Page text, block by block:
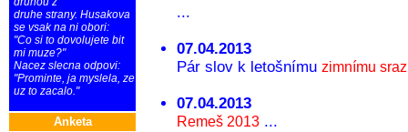
druhe strany. Husakova
se vsak na ni obori:
"Co si to dovolujete bit
mi muze?"
Nacez slecna odpovi:
"Prominte, ja myslela, ze
uz to zacalo."
Anketa
...
07.04.2013
Pár slov k letošnímu zimnímu
07.04.2013
Remeš 2013 ...